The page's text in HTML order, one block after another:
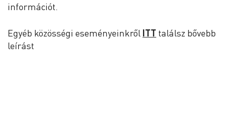
információt.
Egyéb közösségi eseményeinkről ITT találsz bővebb
leírást